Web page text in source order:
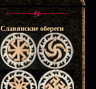
Славянские обереги